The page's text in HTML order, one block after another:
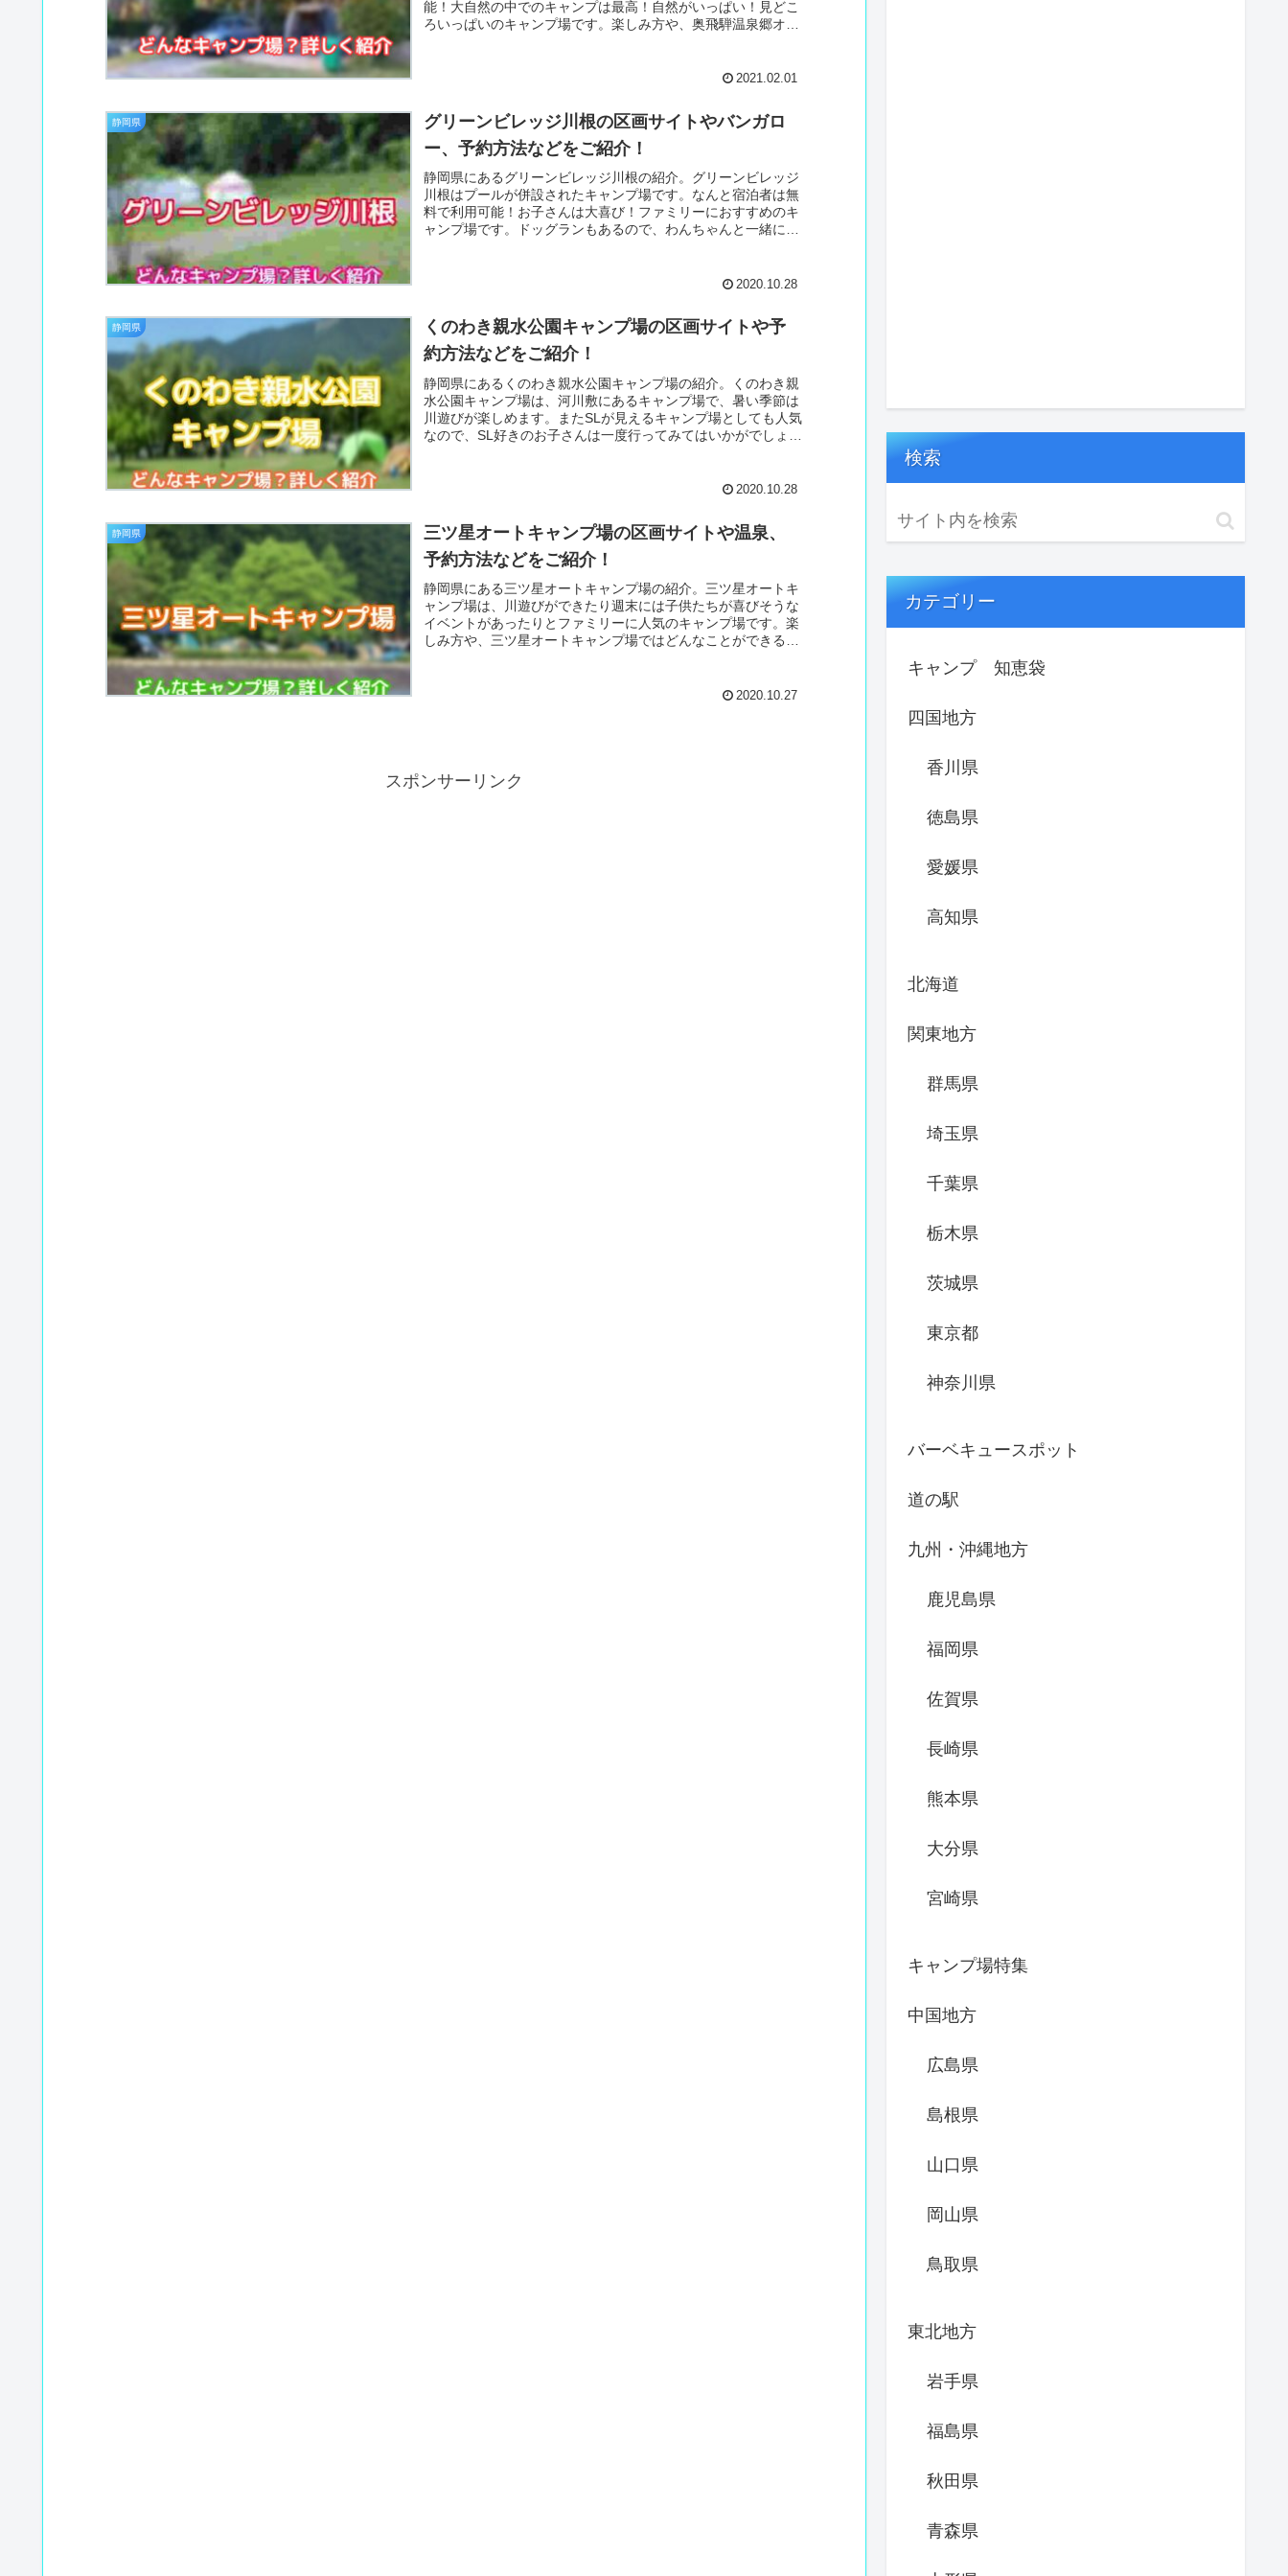
能！大自然の中でのキャンプは最高！自然がいっぱい！見どこ
ろいっぱいのキャンプ場です。楽しみ方や、奥飛騨温泉郷オー
2021.02.01
静岡県
グリーンビレッジ川根の区画サイトやバンガロ
ー、予約方法などをご紹介！
静岡県にあるグリーンビレッジ川根の紹介。グリーンビレッジ
川根はプールが併設されたキャンプ場です。なんと宿泊者は無
料で利用可能！お子さんは大喜び！ファミリーにおすすめのキ
ャンプ場です。ドッグランもあるので、わんちゃんと一緒にキ
2020.10.28
静岡県
くのわき親水公園キャンプ場の区画サイトや予
約方法などをご紹介！
静岡県にあるくのわき親水公園キャンプ場の紹介。くのわき親
水公園キャンプ場は、河川敷にあるキャンプ場で、暑い季節は
川遊びが楽しめます。またSLが見えるキャンプ場としても人気
なので、SL好きのお子さんは一度行ってみてはいかがでしょう
2020.10.28
静岡県
三ツ星オートキャンプ場の区画サイトや温泉、
予約方法などをご紹介！
静岡県にある三ツ星オートキャンプ場の紹介。三ツ星オートキ
ャンプ場は、川遊びができたり週末には子供たちが喜びそうな
イベントがあったりとファミリーに人気のキャンプ場です。楽
しみ方や、三ツ星オートキャンプ場ではどんなことができるの
2020.10.27
スポンサーリンク
検索
カテゴリー
キャンプ 知恵袋
四国地方
香川県
徳島県
愛媛県
高知県
北海道
関東地方
群馬県
埼玉県
千葉県
栃木県
茨城県
東京都
神奈川県
バーベキュースポット
道の駅
九州・沖縄地方
鹿児島県
福岡県
佐賀県
長崎県
熊本県
大分県
宮崎県
キャンプ場特集
中国地方
広島県
島根県
山口県
岡山県
鳥取県
東北地方
岩手県
福島県
秋田県
青森県